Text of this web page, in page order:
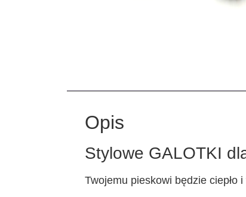
Opis
Stylowe GALOTKI
Twojemu pieskowi będzie ciepło